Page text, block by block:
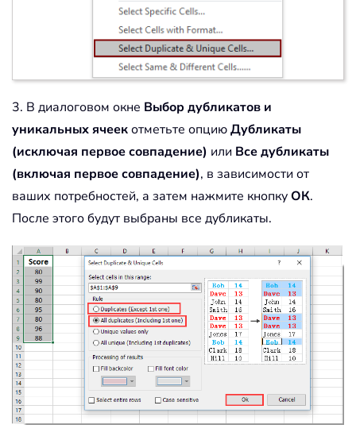
3. В диалоговом окне Выбор дубликатов и
уникальных ячеекотметьте опциюДубликаты
(исключая первое совпадение) или Все дубликаты
(включая первое совпадение), в зависимости от
ваших потребностей, а затем нажмите кнопкуОК.
После этого будут выбраны все дубликаты.